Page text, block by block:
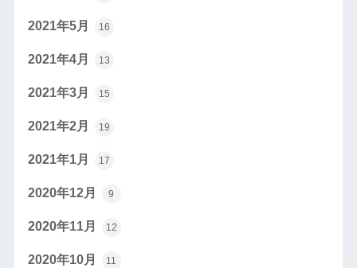
2021年5月 16
2021年4月 13
2021年3月 15
2021年2月 19
2021年1月 17
2020年12月 9
2020年11月 12
2020年10月 11